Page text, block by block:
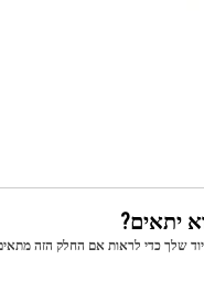
כדי לראות אם החלק הזה מתאים